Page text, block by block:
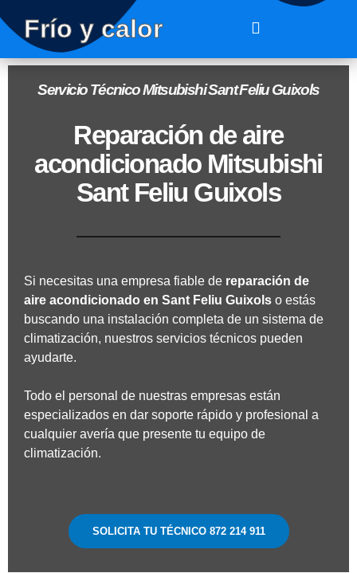
Frío y calor
Servicio Técnico Mitsubishi Sant Feliu Guixols
Reparación de aire
acondicionado Mitsubishi
Sant Feliu Guixols
Si necesitas una empresa fiable de reparación de
aire acondicionado en Sant Feliu Guixols o estás
buscando una instalación completa de un sistema de
climatización, nuestros servicios técnicos pueden
ayudarte.
Todo el personal de nuestras empresas están
especializados en dar soporte rápido y profesional a
cualquier avería que presente tu equipo de
climatización.
SOLICITA TU TÉCNICO 872 214 911